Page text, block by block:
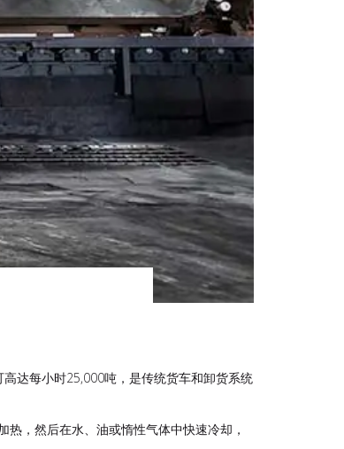
达每小时25,000吨，是传统货车和卸货系统
，然后在水、油或惰性气体中快速冷却，